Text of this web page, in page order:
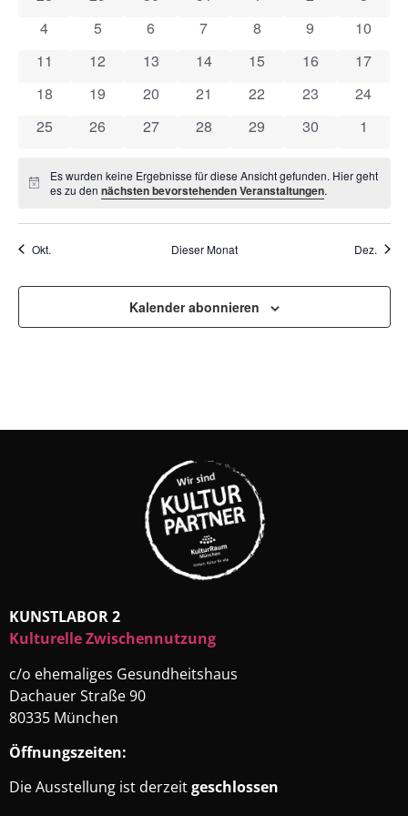
UND
VON
VERANSTALTUNGEN
0 Veranstaltungen
4 0 Veranstaltungen
5 0 Veranstaltungen
6 0 Veranstaltungen
7 0 Veranstaltungen
8 0
9 0
10
0 Veranstaltungen
11 0 Veranstaltungen
12 0 Veranstaltungen
13 0 Veranstaltungen
14 0 Veranstaltungen
15 0
16 0
17
0 Veranstaltungen
18 0 Veranstaltungen
19 0 Veranstaltungen
20 0 Veranstaltungen
21 0 Veranstaltungen
22 0
23 0
24
0 Veranstaltungen
25 0 Veranstaltungen
26 0 Veranstaltungen
27 0 Veranstaltungen
28 0 Veranstaltungen
29 0
30 0
1
Hinweis
Es wurden keine Ergebnisse für diese Ansicht gefunden. Hier geht
es zu dennächsten bevorstehenden Veranstaltungen.
Okt. Dieser Monat Dez.
Kalender abonnieren
KUNSTLABOR 2
Kulturelle Zwischennutzung
c/o ehemaliges Gesundheitshaus
Dachauer Straße 90
80335 München
Öffnungszeiten:
Die Ausstellung ist derzeitgeschlossen